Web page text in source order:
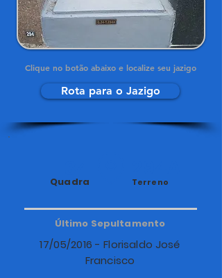
Clique no botão abaixo e localize seu jazigo
Rota para o Jazigo
Quadra Terreno
Último Sepultamento
17/05/2016 - Florisaldo José
Francisco